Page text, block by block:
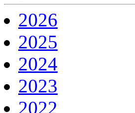
2026
2025
2024
2023
2022